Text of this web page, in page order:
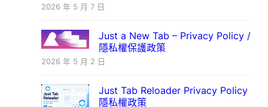
2026 年 5 月 7 日
Just a New Tab – Privacy Policy /
隱私權保護政策
2026 年 5 月 2 日
Just Tab Reloader Privacy Policy
隱私權政策